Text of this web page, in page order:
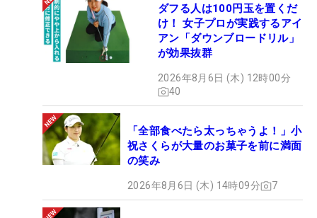
ダフる人は100円玉を置くだ
け！ 女子プロが実践するアイ
アン「ダウンブロードリル」
が効果抜群
2026年8月6日 (木) 12時00分
40
「全部食べたら太っちゃうよ！」小
祝さくらが大量のお菓子を前に満面
の笑み
2026年8月6日 (木) 14時09分 7